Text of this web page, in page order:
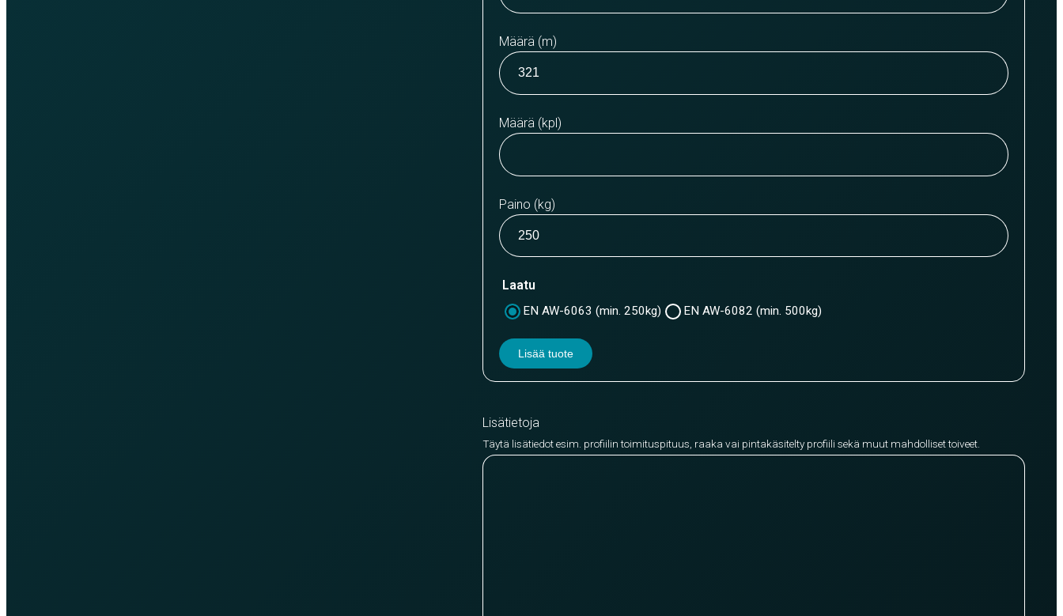
Määrä (m)
Määrä (kpl)
Paino (kg)
Laatu
EN AW-6063 (min. 250kg) EN AW-6082 (min. 500kg)
Lisää tuote
Lisätietoja
Täytä lisätiedot esim. profiilin toimituspituus, raaka vai pintakäsitelty profiili sekä muut mahdolliset toiveet.